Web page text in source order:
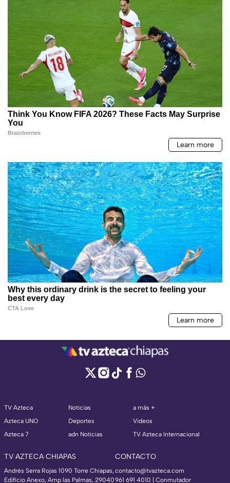
TV Azteca
Azteca UNO
Azteca 7
Noticias
Deportes
adn Noticias
a más +
Videos
TV Azteca Internacional
TV AZTECA CHIAPAS
Andrés Serra Rojas 1090 Torre Chiapas,
Edificio Anexo, Amp las Palmas, 29040
CONTACTO
contacto@tvazteca.com
961 691 4010 | Conmutador